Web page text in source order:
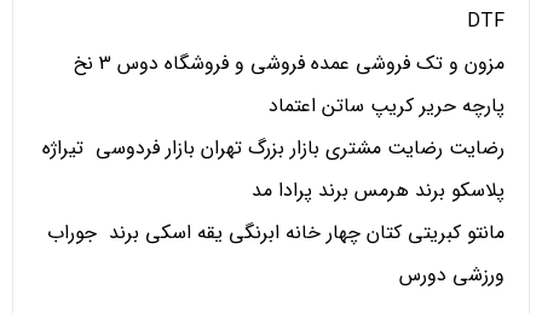
DTF
مزون و تک فروشی عمده فروشی و فروشگاه دوس 3 نخ
پارچه حریر کریپ ساتن اعتماد
رضایت رضایت مشتری بازار بزرگ تهران بازار فردوسی تیراژه
پلاسکو برند هرمس برند پرادا مد
مانتو کبریتی کتان چهار خانه ابرنگی یقه اسکی برند جوراب
ورزشی دورس